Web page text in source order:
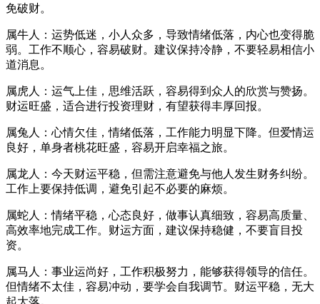
免破财。
属牛人：运势低迷，小人众多，导致情绪低落，内心也变得脆
弱。工作不顺心，容易破财。建议保持冷静，不要轻易相信小
道消息。
属虎人：运气上佳，思维活跃，容易得到众人的欣赏与赞扬。
财运旺盛，适合进行投资理财，有望获得丰厚回报。
属兔人：心情欠佳，情绪低落，工作能力明显下降。但爱情运
良好，单身者桃花旺盛，容易开启幸福之旅。
属龙人：今天财运平稳，但需注意避免与他人发生财务纠纷。
工作上要保持低调，避免引起不必要的麻烦。
属蛇人：情绪平稳，心态良好，做事认真细致，容易高质量、
高效率地完成工作。财运方面，建议保持稳健，不要盲目投
资。
属马人：事业运尚好，工作积极努力，能够获得领导的信任。
但情绪不太佳，容易冲动，要学会自我调节。财运平稳，无大
起大落。